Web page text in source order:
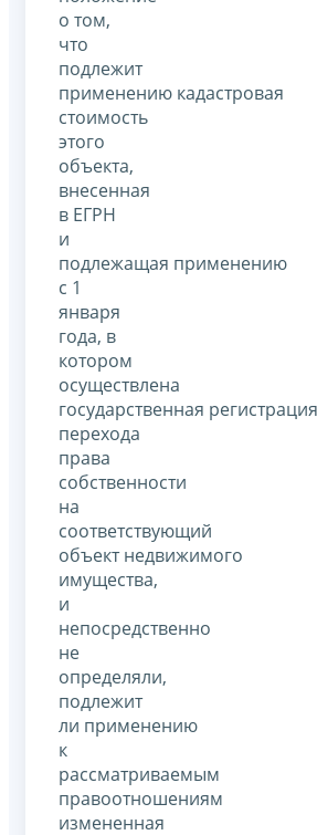
о том,
что
подлежит
применению кадастровая
стоимость
этого
объекта,
внесенная
в ЕГРН
и
подлежащая применению
с 1
января
года, в
котором
осуществлена
государственная регистрация
перехода
права
собственности
на
соответствующий
объект недвижимого
имущества,
и
непосредственно
не
определяли,
подлежит
ли применению
к
рассматриваемым
правоотношениям
измененная